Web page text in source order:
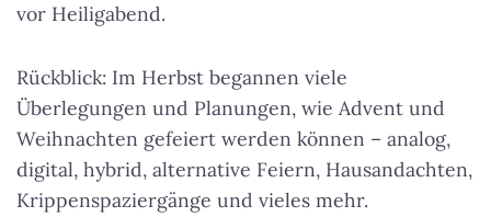
vor Heiligabend.
Rückblick: Im Herbst begannen viele
Überlegungen und Planungen, wie Advent und
Weihnachten gefeiert werden können – analog,
digital, hybrid, alternative Feiern, Hausandachten,
Krippenspaziergänge und vieles mehr.